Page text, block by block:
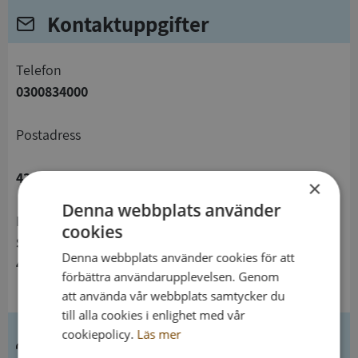
Kontaktuppgifter
telefon
0300834000
Postadress
434 81 Kungsbacka
Besöksadress
Storgatan 37
434 32 Kungsbacka
Ledning
×
Denna webbplats använder
cookies
Denna webbplats använder cookies för att
förbättra användarupplevelsen. Genom
att använda vår webbplats samtycker du
till alla cookies i enlighet med vår
cookiepolicy. Läs mer